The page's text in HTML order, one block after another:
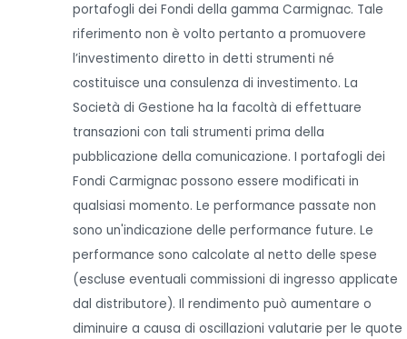
portafogli dei Fondi della gamma Carmignac. Tale
riferimento non è volto pertanto a promuovere
l’investimento diretto in detti strumenti né
costituisce una consulenza di investimento. La
Società di Gestione ha la facoltà di effettuare
transazioni con tali strumenti prima della
pubblicazione della comunicazione. I portafogli dei
Fondi Carmignac possono essere modificati in
qualsiasi momento. Le performance passate non
sono un'indicazione delle performance future. Le
performance sono calcolate al netto delle spese
(escluse eventuali commissioni di ingresso applicate
dal distributore). Il rendimento può aumentare o
diminuire a causa di oscillazioni valutarie per le quote